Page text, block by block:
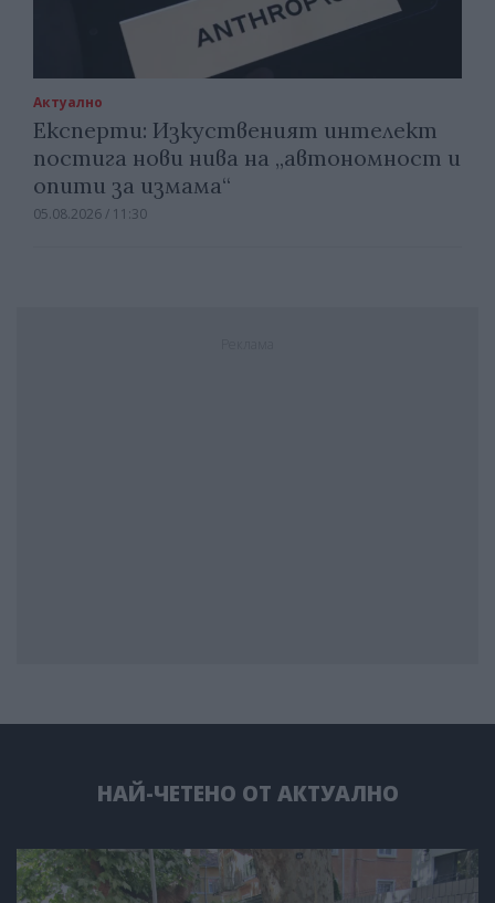
Актуално
Експерти: Изкуственият интелект
постига нови нива на „автономност и
опити за измама“
05.08.2026 / 11:30
НАЙ-ЧЕТЕНО ОТ АКТУАЛНО